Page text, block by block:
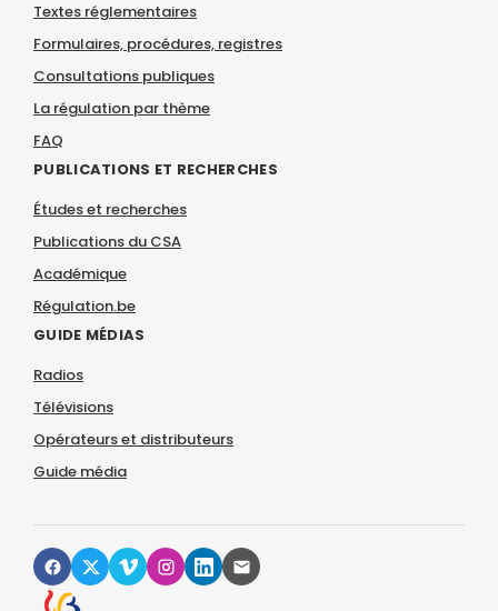
Textes réglementaires
Formulaires, procédures, registres
Consultations publiques
La régulation par thème
FAQ
PUBLICATIONS ET RECHERCHES
Études et recherches
Publications du CSA
Académique
Régulation.be
GUIDE MÉDIAS
Radios
Télévisions
Opérateurs et distributeurs
Guide média